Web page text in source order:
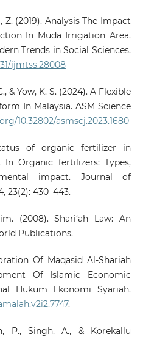
Z. (2019). Analysis The Impact
In Muda Irrigation Area.
Trends in Social Sciences,
ijmtss.28008
& Yow, K. S. (2024). A Flexible
In Malaysia. ASM Science
10.32802/asmscj.2023.1680
of organic fertilizer in
In Organic fertilizers: Types,
impact. Journal of
23(2): 430–443.
(2008). Shari‘ah Law: An
Publications.
Of Maqasid Al-Shariah
Of Islamic Economic
Hukum Ekonomi Syariah.
.
P., Singh, A., & Korekallu